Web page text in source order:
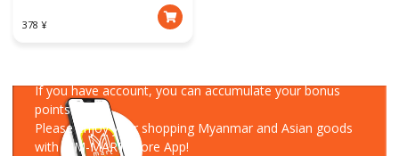
378 ¥
If you have account, you can accumulate your bonus
points!
Please enjoy your shopping Myanmar and Asian goods
with MM-MART Store App!